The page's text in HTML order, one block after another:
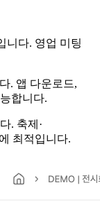
니다. 영업 미팅
. 앱 다운로드,
합니다.
. 축제·
최적입니다.